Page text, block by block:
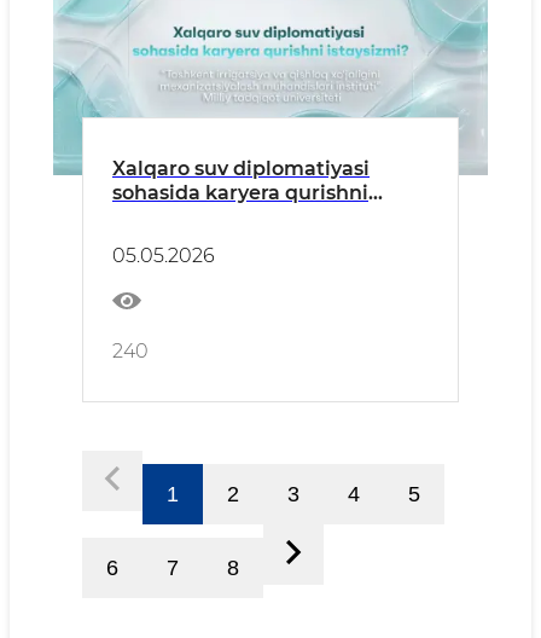
Xalqaro suv diplomatiyasi
sohasida karyera qurishni
05.05.2026
240
1 2 3 4 5
6 7 8